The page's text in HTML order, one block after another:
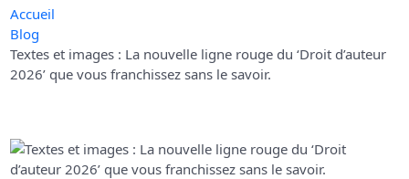
Accueil
Blog
Textes et images : La nouvelle ligne rouge du ‘Droit d’auteur
2026’ que vous franchissez sans le savoir.